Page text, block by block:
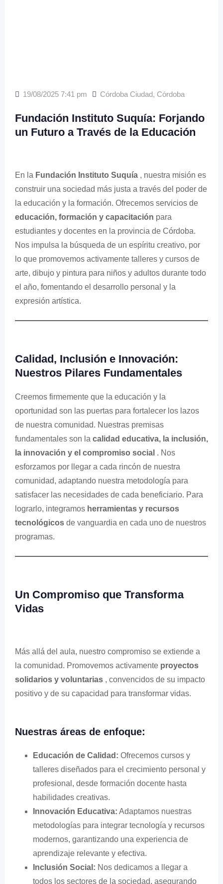
19/08/2025 7:41 pm Córdoba Ciudad, Córdoba
Fundación Instituto Suquía: Forjando
un Futuro a Través de la Educación
En la Fundación Instituto Suquía , nuestra misión es
construir una sociedad más justa a través del poder de
la educación y la formación. Ofrecemos servicios de
educación, formación y capacitación para
estudiantes y docentes en la provincia de Córdoba.
Nos impulsa la búsqueda de un espíritu creativo, por
lo que promovemos activamente talleres y cursos de
arte, dibujo y pintura para niños y adultos durante todo
el año, fomentando el desarrollo personal y la
expresión artística.
Calidad, Inclusión e Innovación:
Nuestros Pilares Fundamentales
Creemos firmemente que la educación y la
oportunidad son las puertas para fortalecer los lazos
de nuestra comunidad. Nuestras premisas
fundamentales son la calidad educativa, la inclusión,
la innovación y el compromiso social . Nos
esforzamos por llegar a cada rincón de nuestra
comunidad, adaptando nuestra metodología para
satisfacer las necesidades de cada beneficiario. Para
lograrlo, integramos herramientas y recursos
tecnológicos de vanguardia en cada uno de nuestros
programas.
Un Compromiso que Transforma
Vidas
Más allá del aula, nuestro compromiso se extiende a
la comunidad. Promovemos activamente proyectos
solidarios y voluntarias , convencidos de su impacto
positivo y de su capacidad para transformar vidas.
Nuestras áreas de enfoque:
Educación de Calidad: Ofrecemos cursos y
talleres diseñados para el crecimiento personal y
profesional, desde formación docente hasta
habilidades creativas.
Innovación Educativa: Adaptamos nuestras
metodologías para integrar tecnología y recursos
modernos, garantizando una experiencia de
aprendizaje relevante y efectiva.
Inclusión Social: Nos dedicamos a llegar a
todos los sectores de la sociedad, asegurando